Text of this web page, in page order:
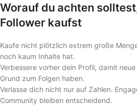
Worauf du achten
Follower kaufst
Kaufe nicht plötzlich extrem große
noch kaum Inhalte hat.
Verbessere vorher dein Profil, damit
Grund zum Folgen haben.
Verlasse dich nicht nur auf Zahlen.
Community bleiben entscheidend.